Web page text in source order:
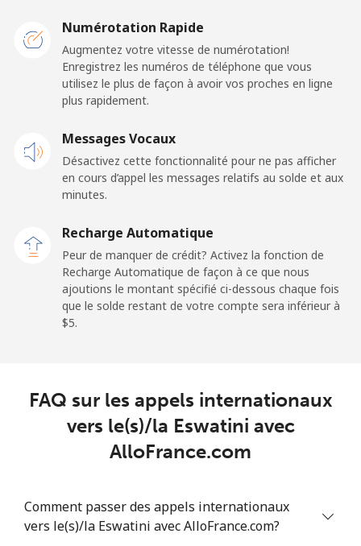
El Salvador
Ligne fixe ⁦31.9c⁩
15 min pour
⁦$5⁩
Landlines
⁦24.9c⁩
20 min pour
⁦17c⁩
Equatorial Guinea
All country ⁦107.9c⁩ 4 min pour ⁦$5⁩ -
Eritrea
⁦45.5c⁩
10 min pour
Ligne fixe ⁦1.5c⁩
333 min pour
Numérotation Rapide
Augmentez votre vitesse de numérotation!
Enregistrez les numéros de téléphone que vous
utilisez le plus de façon à avoir vos proches en ligne
plus rapidement.
Messages Vocaux
Désactivez cette fonctionnalité pour ne pas afficher
en cours d’appel les messages relatifs au solde et aux
minutes.
Recharge Automatique
Peur de manquer de crédit? Activez la fonction de
Recharge Automatique de façon à ce que nous
ajoutions le montant spécifié ci-dessous chaque fois
que le solde restant de votre compte sera inférieur à
⁦$5⁩.
FAQ sur les appels internationaux
vers le(s)/la Eswatini avec
AlloFrance.com
Comment passer des appels internationaux
vers le(s)/la Eswatini avec AlloFrance.com?